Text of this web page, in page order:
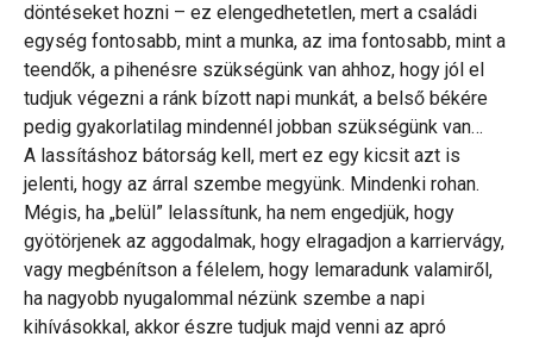
döntéseket hozni – ez elengedhetetlen, mert a családi
egység fontosabb, mint a munka, az ima fontosabb, mint a
teendők, a pihenésre szükségünk van ahhoz, hogy jól el
tudjuk végezni a ránk bízott napi munkát, a belső békére
pedig gyakorlatilag mindennél jobban szükségünk van…
A lassításhoz bátorság kell, mert ez egy kicsit azt is
jelenti, hogy az árral szembe megyünk. Mindenki rohan.
Mégis, ha „belül” lelassítunk, ha nem engedjük, hogy
gyötörjenek az aggodalmak, hogy elragadjon a karriervágy,
vagy megbénítson a félelem, hogy lemaradunk valamiről,
ha nagyobb nyugalommal nézünk szembe a napi
kihívásokkal, akkor észre tudjuk majd venni az apró